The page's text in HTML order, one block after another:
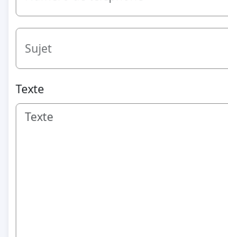
Sujet
Texte